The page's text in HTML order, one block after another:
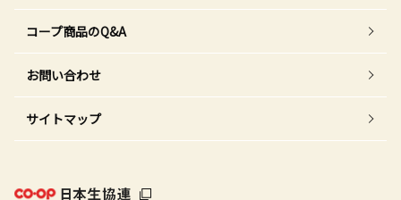
コープ商品のQ&A
お問い合わせ
サイトマップ